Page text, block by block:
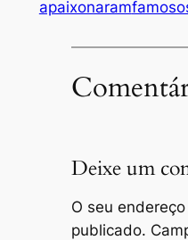
apaixonaram
Deixe um
O seu
publicado.